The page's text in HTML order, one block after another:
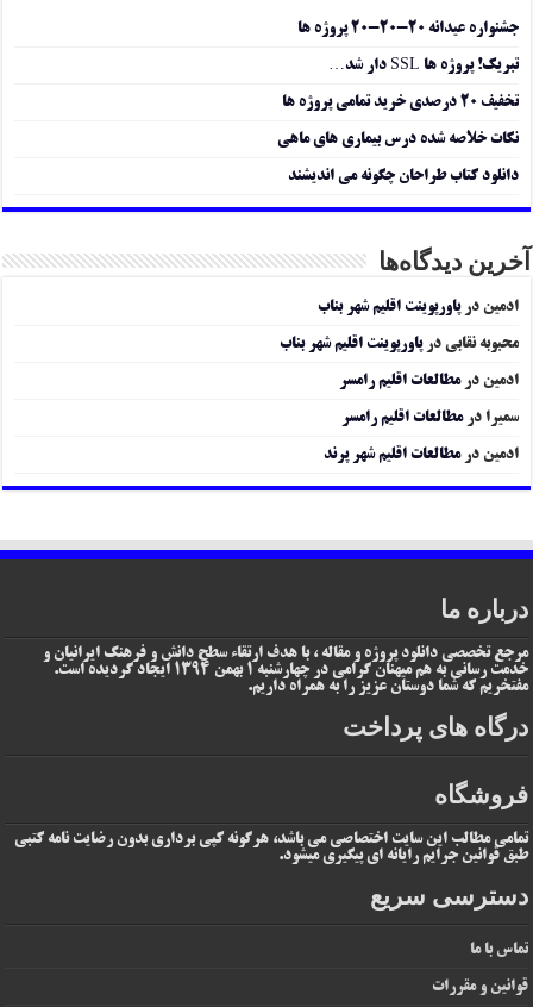
جشنواره عیدانه ۲۰-۲۰-۲۰ پروژه ها
تبریک! پروژه ها SSL دار شد…
تخفیف ۲۰ درصدی خرید تمامی پروژه ها
نکات خلاصه شده درس بیماری های ماهی
دانلود کتاب طراحان چگونه می اندیشند
آخرین دیدگاه‌ها
ادمین درپاورپوینت اقلیم شهر بناب
محبوبه نقابی درپاورپوینت اقلیم شهر بناب
ادمین درمطالعات اقلیم رامسر
سمیرا درمطالعات اقلیم رامسر
ادمین درمطالعات اقلیم شهر پرند
درباره ما
مرجع تخصصی دانلود پروژه و مقاله ، با هدف ارتقاء سطح دانش و فرهنگ ایرانیان و
خدمت رسانی به هم میهنان گرامی در چهارشنبه 1 بهمن 1394 ایجاد گردیده است.
مفتخریم که شما دوستان عزیز را به همراه داریم.
درگاه های پرداخت
فروشگاه
تمامی مطالب این سایت اختصاصی می باشد، هرگونه کپی برداری بدون رضایت نامه کتبی
طبق قوانین جرایم رایانه ای پیگیری میشود.
دسترسی سریع
تماس با ما
قوانین و مقررات